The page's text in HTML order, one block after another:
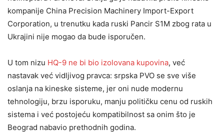
kompanije China Precision Machinery Import-Export
Corporation, u trenutku kada ruski Pancir S1M zbog rata u
Ukrajini nije mogao da bude isporučen.
U tom nizu HQ-9 ne bi bio izolovana kupovina, već
nastavak već vidljivog pravca: srpska PVO se sve više
oslanja na kineske sisteme, jer oni nude modernu
tehnologiju, brzu isporuku, manju političku cenu od ruskih
sistema i već postojeću kompatibilnost sa onim što je
Beograd nabavio prethodnih godina.